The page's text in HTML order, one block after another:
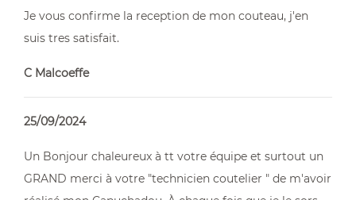
Je vous confirme la reception de mon couteau, j'en
suis tres satisfait.
C Malcoeffe
25/09/2024
Un Bonjour chaleureux à tt votre équipe et surtout un
GRAND merci à votre "technicien coutelier " de m'avoir